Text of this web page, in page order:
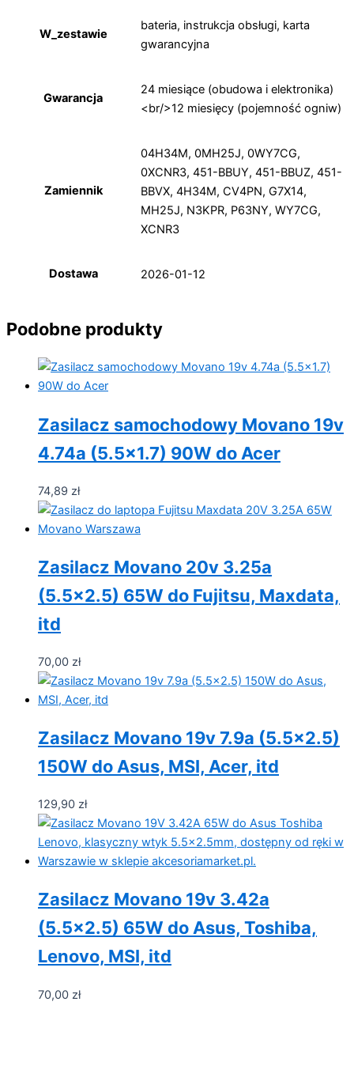
W_zestawie
bateria, instrukcja obsługi, karta
gwarancyjna
Gwarancja
24 miesiące (obudowa i elektronika)
<br/>12 miesięcy (pojemność ogniw)
Zamiennik
04H34M, 0MH25J, 0WY7CG,
0XCNR3, 451-BBUY, 451-BBUZ, 451-
BBVX, 4H34M, CV4PN, G7X14,
MH25J, N3KPR, P63NY, WY7CG,
XCNR3
Dostawa 2026-01-12
Podobne produkty
Zasilacz samochodowy Movano 19v
4.74a (5.5×1.7) 90W do Acer
74,89 zł
Zasilacz Movano 20v 3.25a
(5.5×2.5) 65W do Fujitsu, Maxdata,
itd
70,00 zł
Zasilacz Movano 19v 7.9a (5.5×2.5)
150W do Asus, MSI, Acer, itd
129,90 zł
Zasilacz Movano 19v 3.42a
(5.5×2.5) 65W do Asus, Toshiba,
Lenovo, MSI, itd
70,00 zł